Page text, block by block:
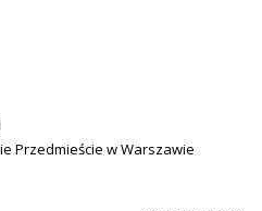
Przedmieście w Warszawie